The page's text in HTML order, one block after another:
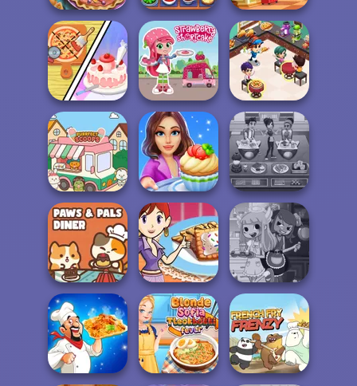
Pie Real Life
Cooking
Cooking Chef -
Food Fever
Hotel Fever
Tycoon
Dolly's
Restaurant
Organising
Strawberry
Shortcake
Cooking
Restaurant
Kitchen
Purr-fect Scoops
Cooking Stories:
Fun Cafe
Cooking Cafe
Food Chef
Paws & Pals
Diner
Sara's Cooking
Class: Mini Pop...
Devilish Cooking